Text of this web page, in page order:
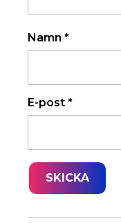
Namn *
E-post *